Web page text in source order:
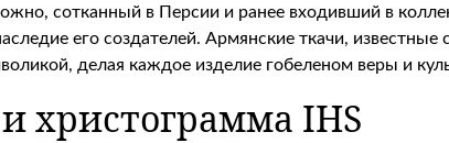
сотканный в Персии и ранее входивший в
его создателей. Армянские ткачи, известные
делая каждое изделие гобеленом веры и
христограмма IHS